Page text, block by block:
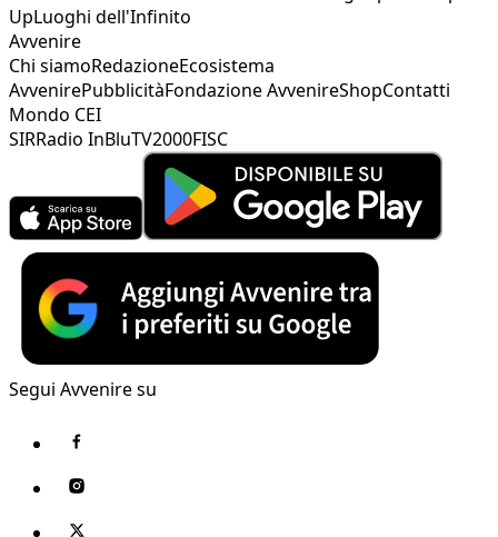
UpLuoghi dell'Infinito
Avvenire
Chi siamoRedazioneEcosistema
AvvenirePubblicitàFondazione AvvenireShopContatti
Mondo CEI
SIRRadio InBluTV2000FISC
Segui Avvenire su